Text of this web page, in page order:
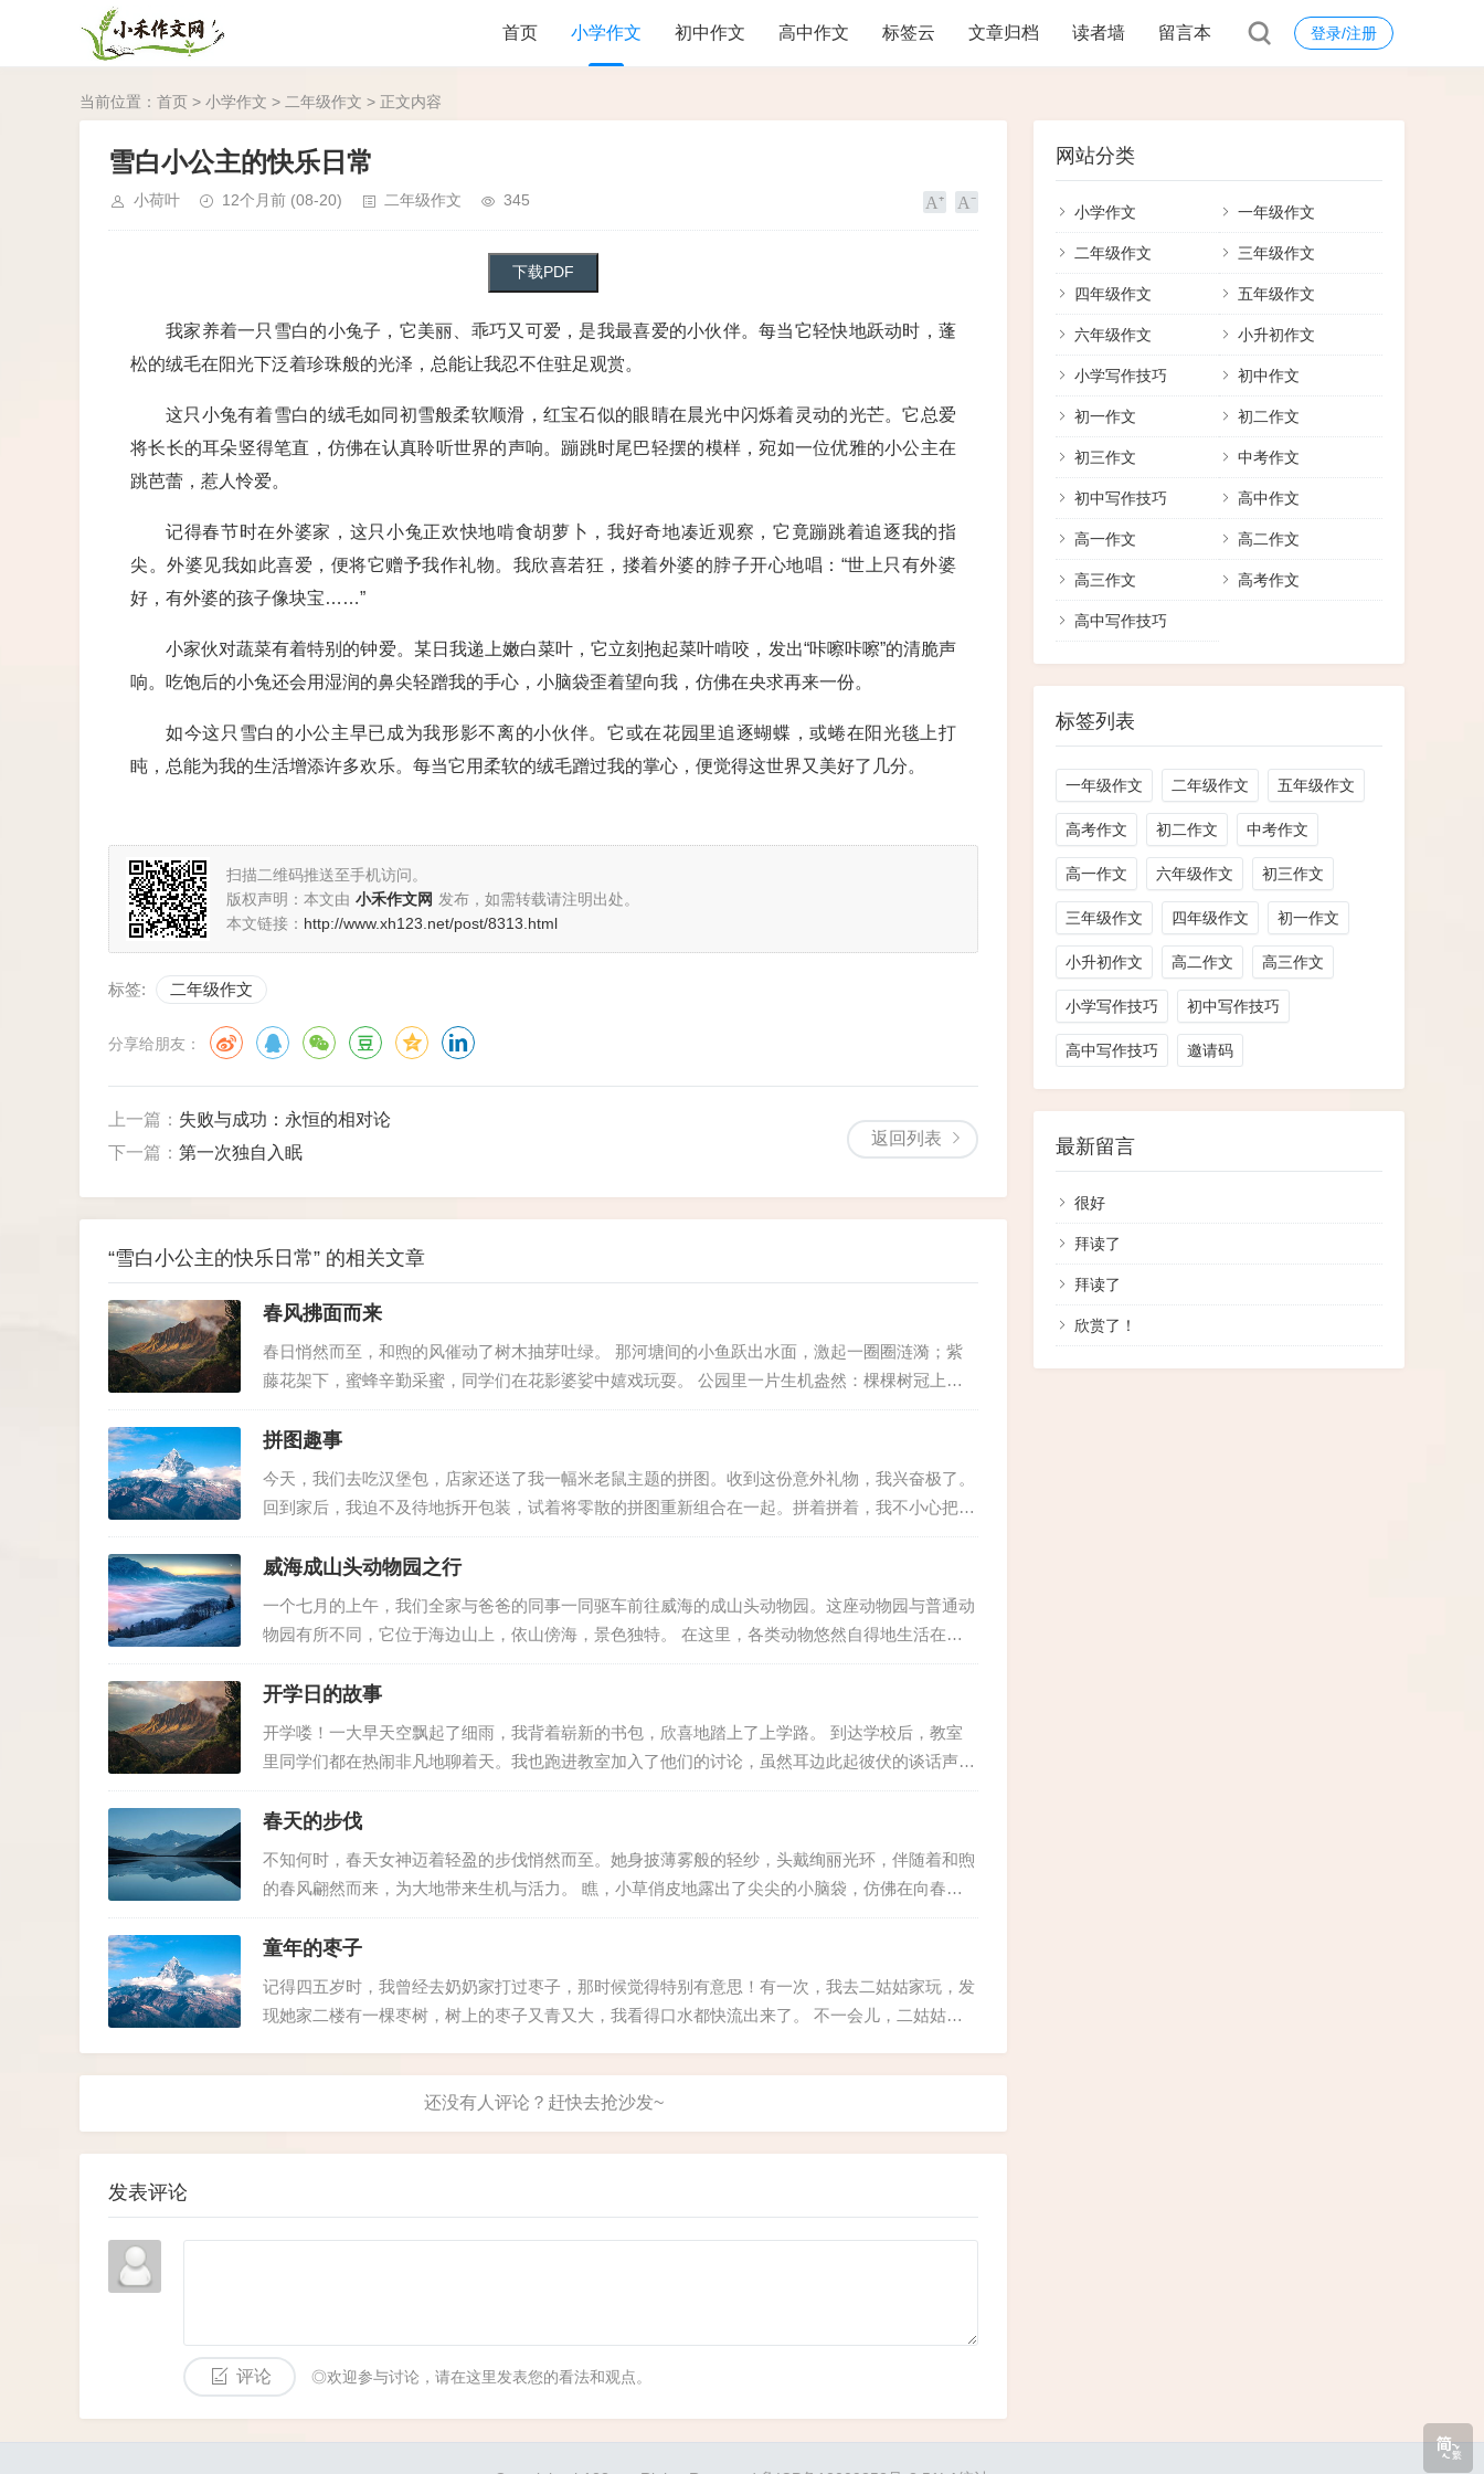
登录/注册
首页 小学作文 初中作文 高中作文 标签云 文章归档 读者墙 留言本
当前位置： 首页 > 小学作文 > 二年级作文 > 正文内容
雪白小公主的快乐日常
小荷叶 12个月前 (08-20) 二年级作文 345
我家养着一只雪白的小兔子，它美丽、乖巧又可爱，是我最喜爱的小伙伴。每当它轻快地跃动时，蓬
松的绒毛在阳光下泛着珍珠般的光泽，总能让我忍不住驻足观赏。
这只小兔有着雪白的绒毛如同初雪般柔软顺滑，红宝石似的眼睛在晨光中闪烁着灵动的光芒。它总爱
将长长的耳朵竖得笔直，仿佛在认真聆听世界的声响。蹦跳时尾巴轻摆的模样，宛如一位优雅的小公主在
跳芭蕾，惹人怜爱。
记得春节时在外婆家，这只小兔正欢快地啃食胡萝卜，我好奇地凑近观察，它竟蹦跳着追逐我的指
尖。外婆见我如此喜爱，便将它赠予我作礼物。我欣喜若狂，搂着外婆的脖子开心地唱：“世上只有外婆
好，有外婆的孩子像块宝……”
小家伙对蔬菜有着特别的钟爱。某日我递上嫩白菜叶，它立刻抱起菜叶啃咬，发出“咔嚓咔嚓”的清脆声
响。吃饱后的小兔还会用湿润的鼻尖轻蹭我的手心，小脑袋歪着望向我，仿佛在央求再来一份。
如今这只雪白的小公主早已成为我形影不离的小伙伴。它或在花园里追逐蝴蝶，或蜷在阳光毯上打
盹，总能为我的生活增添许多欢乐。每当它用柔软的绒毛蹭过我的掌心，便觉得这世界又美好了几分。
扫描二维码推送至手机访问。
版权声明：本文由 小禾作文网 发布，如需转载请注明出处。
本文链接： http://www.xh123.net/post/8313.html
标签: 二年级作文
分享给朋友：
返回列表
上一篇： 失败与成功：永恒的相对论
下一篇： 第一次独自入眠
“雪白小公主的快乐日常” 的相关文章
春风拂面而来
春日悄然而至，和煦的风催动了树木抽芽吐绿。 那河塘间的小鱼跃出水面，激起一圈圈涟漪；紫
藤花架下，蜜蜂辛勤采蜜，同学们在花影婆娑中嬉戏玩耍。 公园里一片生机盎然：棵棵树冠上新
叶展翠，各色花卉次第绽放。青草如毯，春雨降临，水珠轻落叶尖；细风拂过，晶莹的水滴顺着叶
片缓缓滑落。转眼间雨停云开，彩蝶在花丛...
拼图趣事
今天，我们去吃汉堡包，店家还送了我一幅米老鼠主题的拼图。收到这份意外礼物，我兴奋极了。
回到家后，我迫不及待地拆开包装，试着将零散的拼图重新组合在一起。拼着拼着，我不小心把米
老鼠的头拼歪了，赶紧又调整过来，继续仔细拼凑。经过一番努力，终于完成了整个拼图。 然
而，当我仔细端详这幅作品时，突然发现绿...
威海成山头动物园之行
一个七月的上午，我们全家与爸爸的同事一同驱车前往威海的成山头动物园。这座动物园与普通动
物园有所不同，它位于海边山上，依山傍海，景色独特。 在这里，各类动物悠然自得地生活在属
于它们的天地里。陆地上有凶猛的孟加拉虎、豹子和美洲狮等大型猫科动物，还有活泼的小松鼠、
袋鼠以及五彩斑斓的孔雀。海洋生物也在此安...
开学日的故事
开学喽！一大早天空飘起了细雨，我背着崭新的书包，欣喜地踏上了上学路。 到达学校后，教室
里同学们都在热闹非凡地聊着天。我也跑进教室加入了他们的讨论，虽然耳边此起彼伏的谈话声让
人有点听不清楚，但还是能听到不少有趣的话题：有的同学兴奋地讲述寒假里去了哪里旅游，看到
了哪些美丽的风景；有的则在分享电脑上发现...
春天的步伐
不知何时，春天女神迈着轻盈的步伐悄然而至。她身披薄雾般的轻纱，头戴绚丽光环，伴随着和煦
的春风翩然而来，为大地带来生机与活力。 瞧，小草俏皮地露出了尖尖的小脑袋，仿佛在向春姑
娘打招呼；各色花朵竞相绽放万紫千红的花瓣儿，红的似火、黄的如金；南方翩翩起舞的燕子也飞
回了北方故里；树木脱下光秃秃的外衣，...
童年的枣子
记得四五岁时，我曾经去奶奶家打过枣子，那时候觉得特别有意思！有一次，我去二姑姑家玩，发
现她家二楼有一棵枣树，树上的枣子又青又大，我看得口水都快流出来了。 不一会儿，二姑姑回
场的每个人发了一个盘子，并让大家准备...
发表评论
评论 ◎欢迎参与讨论，请在这里发表您的看法和观点。
网站分类
小学作文 一年级作文
二年级作文 三年级作文
四年级作文 五年级作文
六年级作文 小升初作文
小学写作技巧 初中作文
初一作文 初二作文
初三作文 中考作文
初中写作技巧 高中作文
高一作文 高二作文
高三作文 高考作文
高中写作技巧
标签列表
一年级作文 二年级作文 五年级作文
高考作文 初二作文 中考作文
高一作文 六年级作文 初三作文
三年级作文 四年级作文 初一作文
小升初作文 高二作文 高三作文
小学写作技巧 初中写作技巧
高中写作技巧 邀请码
最新留言
很好
拜读了
拜读了
欣赏了！